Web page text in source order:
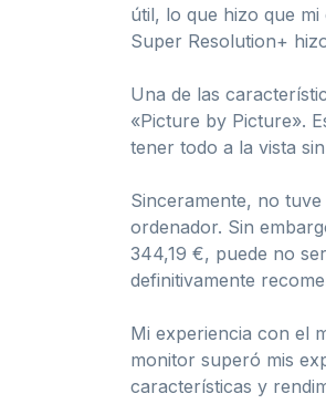
útil, lo que hizo que
Super Resolution+
Una de las
«Picture by Picture».
tener todo a la vista
Sinceramente, no
ordenador. Sin
344,19 €, puede no
definitivamente
Mi experiencia con el
monitor superó mis
características y